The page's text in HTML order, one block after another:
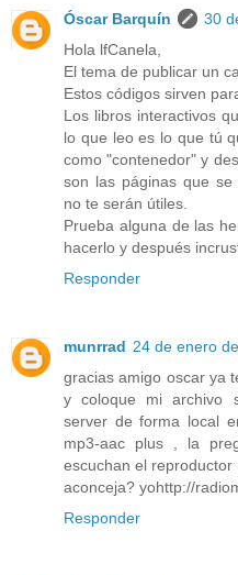
Óscar Barquín
30
Hola lfCanela,
El tema de publicar un
Estos códigos sirven
Los libros interactivos
lo que leo es lo que tú
como "contenedor" y
son las páginas que se
no te serán útiles.
Prueba alguna de las
hacerlo y después
Responder
munrrad 24 de enero
gracias amigo oscar ya
y coloque mi archivo
server de forma local
mp3-aac plus , la
escuchan el
aconceja? yohttp://
Responder